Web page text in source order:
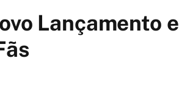
Lançamento e